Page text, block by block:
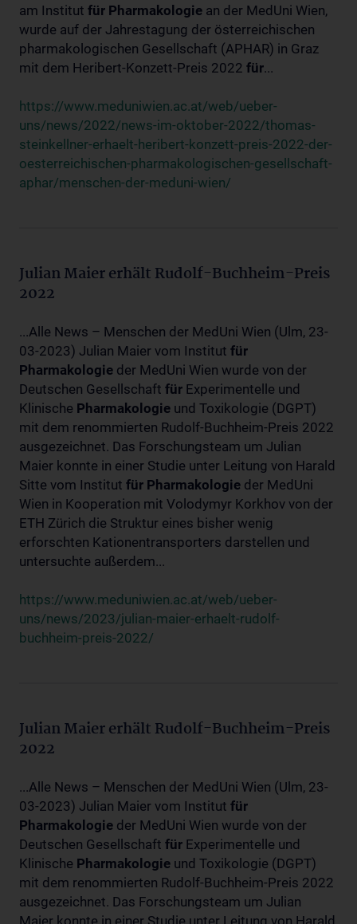
am Institut für Pharmakologie an der MedUni Wien,
wurde auf der Jahrestagung der österreichischen
pharmakologischen Gesellschaft (APHAR) in Graz
mit dem Heribert-Konzett-Preis 2022 für...
https://www.meduniwien.ac.at/web/ueber-
uns/news/2022/news-im-oktober-2022/thomas-
steinkellner-erhaelt-heribert-konzett-preis-2022-der-
oesterreichischen-pharmakologischen-gesellschaft-
aphar/menschen-der-meduni-wien/
Julian Maier erhält Rudolf-Buchheim-Preis
2022
...Alle News – Menschen der MedUni Wien (Ulm, 23-
03-2023) Julian Maier vom Institut für
Pharmakologie der MedUni Wien wurde von der
Deutschen Gesellschaft für Experimentelle und
Klinische Pharmakologie und Toxikologie (DGPT)
mit dem renommierten Rudolf-Buchheim-Preis 2022
ausgezeichnet. Das Forschungsteam um Julian
Maier konnte in einer Studie unter Leitung von Harald
Sitte vom Institut für Pharmakologie der MedUni
Wien in Kooperation mit Volodymyr Korkhov von der
ETH Zürich die Struktur eines bisher wenig
erforschten Kationentransporters darstellen und
untersuchte außerdem...
https://www.meduniwien.ac.at/web/ueber-
uns/news/2023/julian-maier-erhaelt-rudolf-
buchheim-preis-2022/
Julian Maier erhält Rudolf-Buchheim-Preis
2022
...Alle News – Menschen der MedUni Wien (Ulm, 23-
03-2023) Julian Maier vom Institut für
Pharmakologie der MedUni Wien wurde von der
Deutschen Gesellschaft für Experimentelle und
Klinische Pharmakologie und Toxikologie (DGPT)
mit dem renommierten Rudolf-Buchheim-Preis 2022
ausgezeichnet. Das Forschungsteam um Julian
Maier konnte in einer Studie unter Leitung von Harald